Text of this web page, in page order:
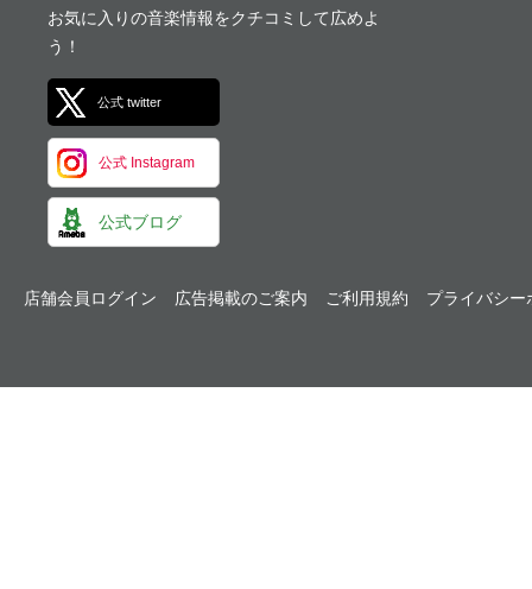
お気に入りの音楽情報をクチコミして広めよ
う！
公式 twitter
公式 Instagram
公式ブログ
店舗会員ログイン 広告掲載のご案内 ご利用規約 プライバシー